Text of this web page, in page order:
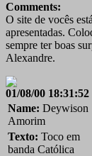
Comments:
O site de vocês
apresentadas.
sempre ter boas
Alexandre.
01/08/00 18:31:52
Name: Deywison
Amorim
Texto: Toco em
banda Católica